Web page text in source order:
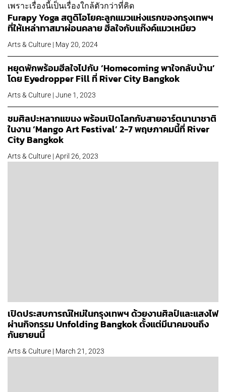
เพราะเรื่องนี้เป็นเรื่องใกล้ตัวกว่าที่คิด
Furapy Yoga สตูดิโอโยคะลูกแมวแห่งแรกของกรุงเทพฯ​
ที่ให้เหล่าทาสมาผ่อนคลาย ฮีลใจกับแก๊งค์แมวเหมียว
Arts & Culture | May 20, 2024
หยุดพักพร้อมฮีลใจไปกับ ‘Homecoming พาใจกลับบ้าน’
โดย Eyedropper Fill ที่ River City Bangkok
Arts & Culture | June 1, 2023
ชมศิลปะหลากแขนง พร้อมเปิดโลกกับสายอาร์ตนานาชาติ
ในงาน ‘Mango Art Festival’ 2-7 พฤษภาคมนี้ที่ River
City Bangkok
Arts & Culture | April 26, 2023
เปิดประสบการณ์ใหม่ในกรุงเทพฯ ด้วยงานศิลป์และแสงไฟ
ผ่านกิจกรรม Unfolding Bangkok ตั้งแต่มีนาคมจนถึง
กันยายนนี้
Arts & Culture | March 21, 2023